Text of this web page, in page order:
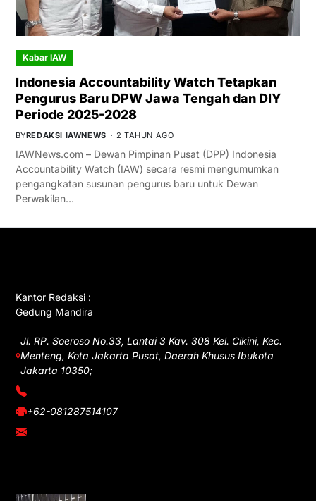
Kabar IAW
Indonesia Accountability Watch Tetapkan
Pengurus Baru DPW Jawa Tengah dan DIY
Periode 2025-2028
BYREDAKSI IAWNEWS 2 TAHUN AGO
IAWNews.com – Dewan Pimpinan Pusat (DPP) Indonesia
Accountability Watch (IAW) secara resmi mengumumkan
pengangkatan susunan pengurus baru untuk Dewan
Perwakilan…
Kantor Redaksi :
Gedung Mandira
Jl. RP. Soeroso No.33, Lantai 3 Kav. 308 Kel. Cikini, Kec.
Menteng, Kota Jakarta Pusat, Daerah Khusus Ibukota
Jakarta 10350;
(021) 3908026
+62-081287514107
adm@iawnews.com